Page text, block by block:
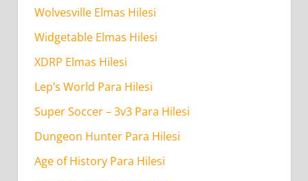
Wolvesville Elmas Hilesi
Widgetable Elmas Hilesi
XDRP Elmas Hilesi
Lep’s World Para Hilesi
Super Soccer – 3v3 Para Hilesi
Dungeon Hunter Para Hilesi
Age of History Para Hilesi